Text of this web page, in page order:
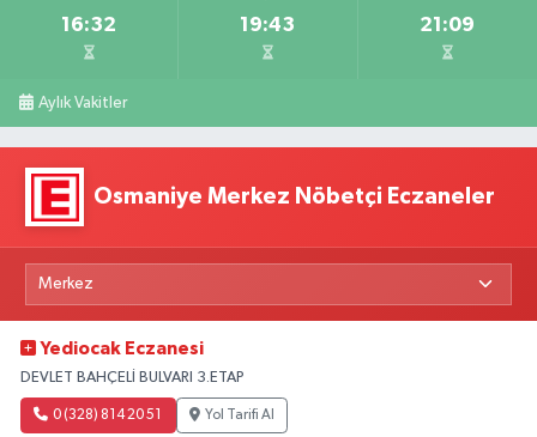
16:32 19:43 21:09
Aylık Vakitler
Osmaniye Merkez Nöbetçi Eczaneler
Yediocak Eczanesi
DEVLET BAHÇELİ BULVARI 3.ETAP
0 (328) 814 20 51 Yol Tarifi Al